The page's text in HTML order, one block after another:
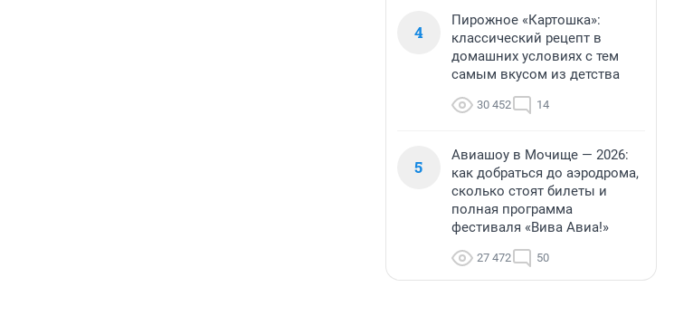
4
Пирожное «Картошка»:
классический рецепт в
домашних условиях с тем
самым вкусом из детства
30 452 14
5
Авиашоу в Мочище — 2026:
как добраться до аэродрома,
сколько стоят билеты и
полная программа
фестиваля «Вива Авиа!»
27 472 50